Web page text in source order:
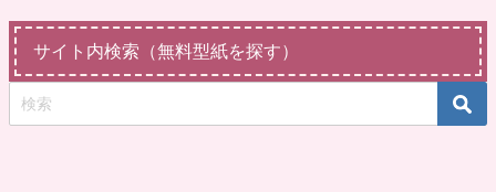
サイト内検索（無料型紙を探す）